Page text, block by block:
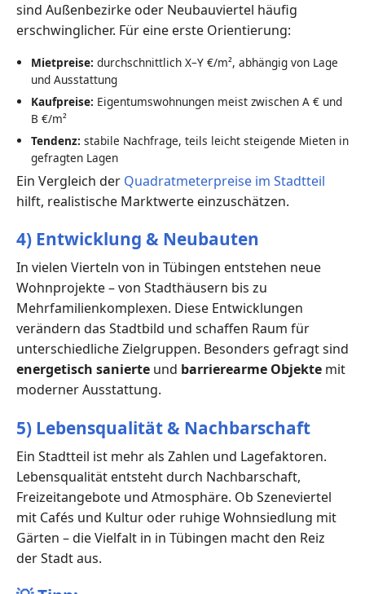
sind Außenbezirke oder Neubauviertel häufig
erschwinglicher. Für eine erste Orientierung:
Mietpreise: durchschnittlich X–Y €/m², abhängig von Lage
und Ausstattung
Kaufpreise: Eigentumswohnungen meist zwischen A € und
B €/m²
Tendenz: stabile Nachfrage, teils leicht steigende Mieten in
gefragten Lagen
Ein Vergleich der Quadratmeterpreise im Stadtteil
hilft, realistische Marktwerte einzuschätzen.
4) Entwicklung & Neubauten
In vielen Vierteln von in Tübingen entstehen neue
Wohnprojekte – von Stadthäusern bis zu
Mehrfamilienkomplexen. Diese Entwicklungen
verändern das Stadtbild und schaffen Raum für
unterschiedliche Zielgruppen. Besonders gefragt sind
energetisch sanierte und barrierearme Objekte mit
moderner Ausstattung.
5) Lebensqualität & Nachbarschaft
Ein Stadtteil ist mehr als Zahlen und Lagefaktoren.
Lebensqualität entsteht durch Nachbarschaft,
Freizeitangebote und Atmosphäre. Ob Szeneviertel
mit Cafés und Kultur oder ruhige Wohnsiedlung mit
Gärten – die Vielfalt in in Tübingen macht den Reiz
der Stadt aus.